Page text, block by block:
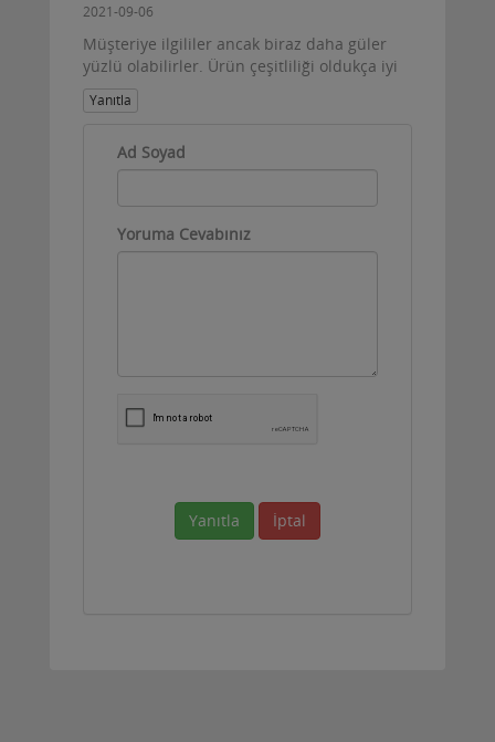
2021-09-06
Müşteriye ilgililer ancak biraz daha güler
yüzlü olabilirler. Ürün çeşitliliği oldukça iyi
Yanıtla
Ad Soyad
Yoruma Cevabınız
Yanıtla İptal